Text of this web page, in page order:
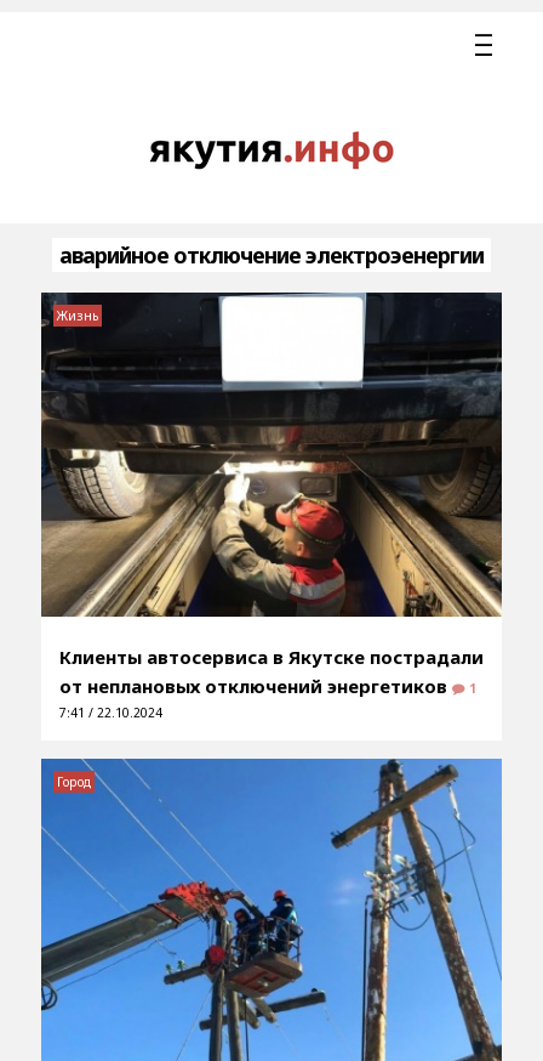
аварийное отключение электроэенергии
Клиенты автосервиса в Якутске пострадали
от неплановых отключений энергетиков
1
7:41 / 22.10.2024
Жизнь
Город